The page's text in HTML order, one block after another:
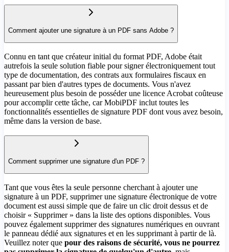
Comment ajouter une signature à un PDF sans Adobe ?
Connu en tant que créateur initial du format PDF, Adobe était
autrefois la seule solution fiable pour signer électroniquement tout
type de documentation, des contrats aux formulaires fiscaux en
passant par bien d'autres types de documents. Vous n'avez
heureusement plus besoin de posséder une licence Acrobat coûteuse
pour accomplir cette tâche, car MobiPDF inclut toutes les
fonctionnalités essentielles de signature PDF dont vous avez besoin,
même dans la version de base.
Comment supprimer une signature d'un PDF ?
Tant que vous êtes la seule personne cherchant à ajouter une
signature à un PDF, supprimer une signature électronique de votre
document est aussi simple que de faire un clic droit dessus et de
choisir « Supprimer » dans la liste des options disponibles. Vous
pouvez également supprimer des signatures numériques en ouvrant
le panneau dédié aux signatures et en les supprimant à partir de là.
Veuillez noter que pour des raisons de sécurité, vous ne pourrez